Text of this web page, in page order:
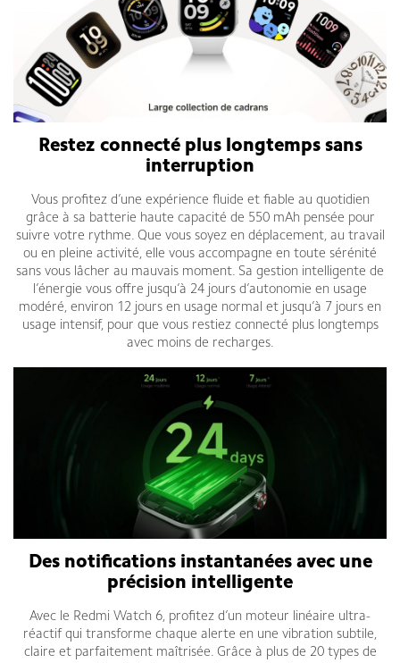
Restez connecté plus longtemps sans
interruption
Vous profitez d’une expérience fluide et fiable au quotidien
grâce à sa batterie haute capacité de 550 mAh pensée pour
suivre votre rythme. Que vous soyez en déplacement, au travail
ou en pleine activité, elle vous accompagne en toute sérénité
sans vous lâcher au mauvais moment. Sa gestion intelligente de
l’énergie vous offre jusqu’à 24 jours d’autonomie en usage
modéré, environ 12 jours en usage normal et jusqu’à 7 jours en
usage intensif, pour que vous restiez connecté plus longtemps
avec moins de recharges.
Des notifications instantanées avec une
précision intelligente
Avec le Redmi Watch 6, profitez d’un moteur linéaire ultra-
réactif qui transforme chaque alerte en une vibration subtile,
claire et parfaitement maîtrisée. Grâce à plus de 20 types de